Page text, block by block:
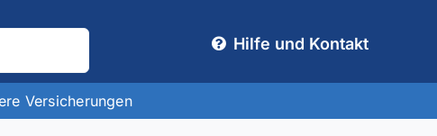
Hilfe und Kontakt
Versicherungen